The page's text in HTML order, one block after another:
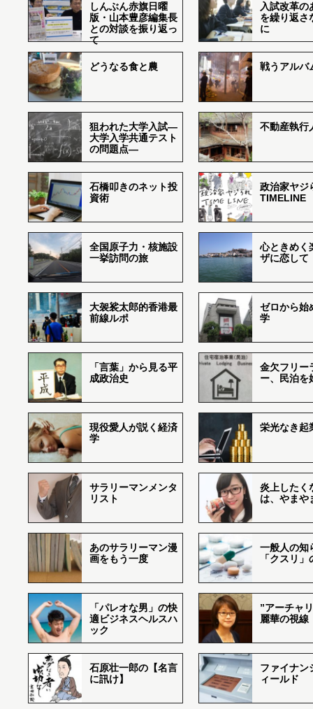
しんぶん赤旗日曜
版・山本豊彦編集長
との対談を振り返っ
て
入試改革の
を繰り返さ
に
どうなる食と農 戦うアルバ
狙われた大学入試―
大学入学共通テスト
の問題点―
不動産執行
石橋叩きのネット投
資術
政治家ヤジ
TIMELINE
全国原子力・核施設
一挙訪問の旅
心ときめく
ザに恋して
大袈裟太郎的香港最
前線ルポ
ゼロから始
学
「言葉」から見る平
成政治史
金欠フリー
ー、民泊を
現役愛人が説く経済
学
栄光なき起
サラリーマンメンタ
リスト
炎上したく
は、やまや
あのサラリーマン漫
画をもう一度
一般人の知
「クスリ
「パレオな男」の快
適ビジネスヘルスハ
ック
”アーチャ
麗華の視線
石原壮一郎の【名言
に訊け】
ファイナン
ィールド